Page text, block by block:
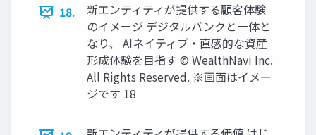
18.
新エンティティが提供する顧客体験
のイメージ デジタルバンクと⼀体と
なり、 AIネイティブ‧直感的な資産
形成体験を⽬指す © WealthNavi Inc.
All Rights Reserved. ※画⾯はイメー
ジです 18